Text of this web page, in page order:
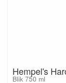
Hempel's
Blik 750 ml